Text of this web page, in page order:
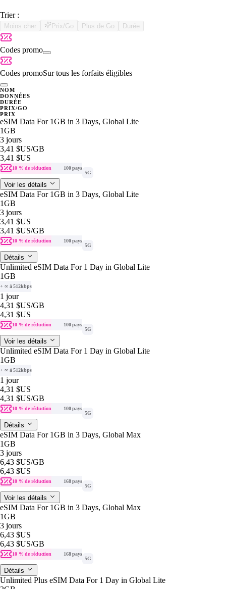
Trier :
Moins cher Prix/Go Plus de Go Durée
Codes promo
Codes promoSur tous les forfaits éligibles
NOM
DONNÉES
DURÉE
PRIX/GO
PRIX
eSIM Data For 1GB in 3 Days, Global Lite
1GB
3 jours
3,41 $US/GB
3,41 $US
10 % de réduction
100 pays
5G
Voir les détails
eSIM Data For 1GB in 3 Days, Global Lite
1GB
3 jours
3,41 $US
3,41 $US/GB
10 % de réduction
100 pays
5G
Détails
Unlimited eSIM Data For 1 Day in Global Lite
1GB
+ ∞ à 512kbps
1 jour
4,31 $US/GB
4,31 $US
10 % de réduction
100 pays
5G
Voir les détails
Unlimited eSIM Data For 1 Day in Global Lite
1GB
+ ∞ à 512kbps
1 jour
4,31 $US
4,31 $US/GB
10 % de réduction
100 pays
5G
Détails
eSIM Data For 1GB in 3 Days, Global Max
1GB
3 jours
6,43 $US/GB
6,43 $US
10 % de réduction
168 pays
5G
Voir les détails
eSIM Data For 1GB in 3 Days, Global Max
1GB
3 jours
6,43 $US
6,43 $US/GB
10 % de réduction
168 pays
5G
Détails
Unlimited Plus eSIM Data For 1 Day in Global Lite